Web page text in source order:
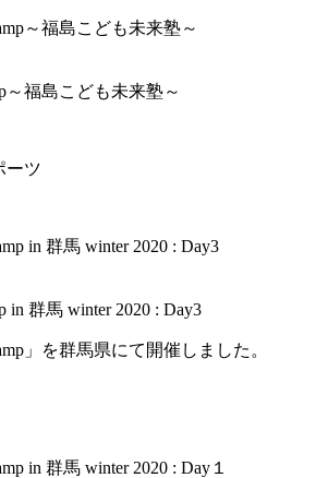
～福島こども未来塾～
ーツ
in 群馬 winter 2020 : Day3
」を群馬県にて開催しました。